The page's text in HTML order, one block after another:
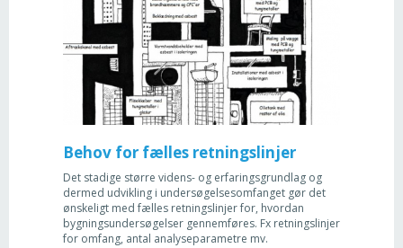
Behov for fælles retningslinjer
Det stadige større videns- og erfaringsgrundlag og
dermed udvikling i undersøgelsesomfanget gør det
ønskeligt med fælles retningslinjer for, hvordan
bygningsundersøgelser gennemføres. Fx retningslinjer
for omfang, antal analyseparametre mv.